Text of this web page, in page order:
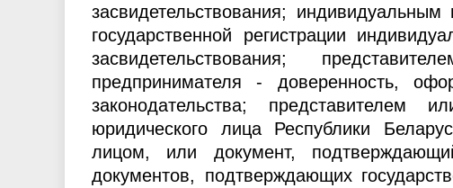
засвидетельствования;
государственной регистрации
засвидетельствования;
предпринимателя - доверенность,
законодательства;
юридического лица Республики
лицом, или документ,
документов, подтверждающих